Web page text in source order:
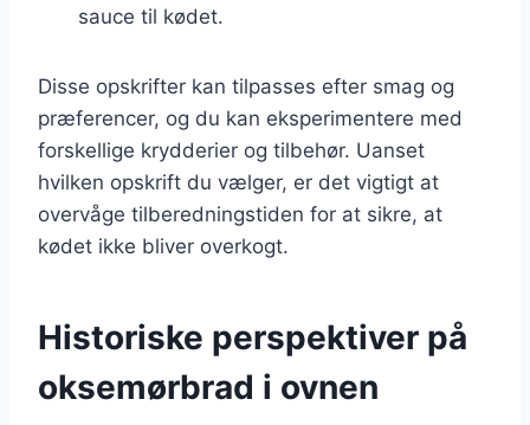
sauce til kødet.
Disse opskrifter kan tilpasses efter smag og
præferencer, og du kan eksperimentere med
forskellige krydderier og tilbehør. Uanset
hvilken opskrift du vælger, er det vigtigt at
overvåge tilberedningstiden for at sikre, at
kødet ikke bliver overkogt.
Historiske perspektiver på
oksemørbrad i ovnen